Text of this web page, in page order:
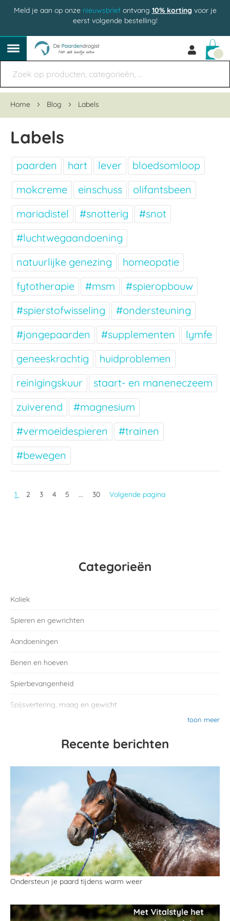
Meld je aan op onze nieuwsbriefontvang 10% korting voor je
eerst volgende bestelling!
Home Blog Labels
Labels
paarden hart lever
bloedsomloop
mokcreme
einschuss
olifantsbeen
mariadistel
#snotterig
#snot
#luchtwegaandoening
natuurlijke genezing
homeopatie
fytotherapie
#msm
#spieropbouw
#spierstofwisseling
#ondersteuning
#jongepaarden
#supplementen
lymfe
geneeskrachtig
huidproblemen
reinigingskuur
staart- en maneneczeem
zuiverend
#magnesium
#vermoeidespieren
#trainen
#bewegen
1 2 3 4 5 ... 30 Volgende pagina
Categorieën
Koliek
Spieren en gewrichten
Aandoeningen
Benen en hoeven
Spierbevangenheid
Spijsvertering, maag en gewicht
toon meer
Recente berichten
Ondersteun je paard tijdens warm weer